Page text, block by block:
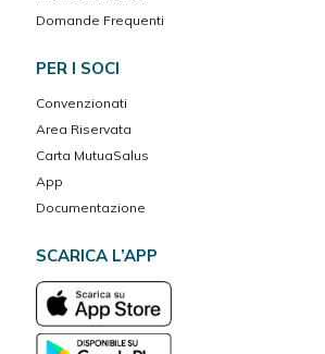
Domande Frequenti
PER I SOCI
Convenzionati
Area Riservata
Carta MutuaSalus
App
Documentazione
SCARICA L’APP